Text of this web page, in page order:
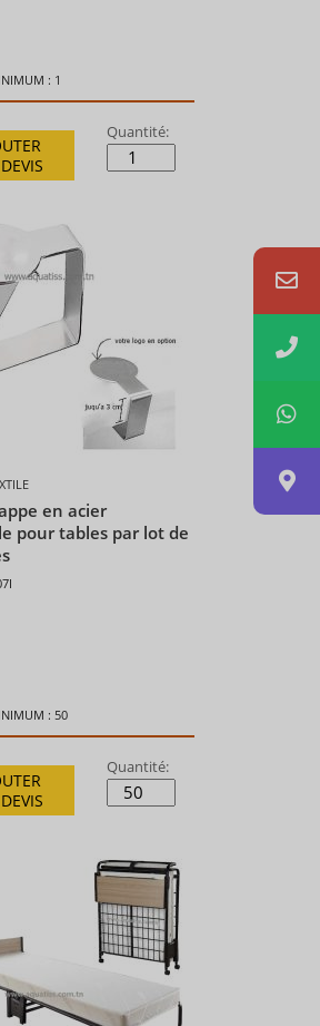
: 1
Quantité:
en acier
pour tables par lot de
: 50
Quantité: